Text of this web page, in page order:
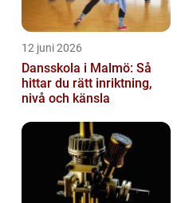
12 juni 2026
Dansskola i Malmö: Så
hittar du rätt inriktning,
nivå och känsla